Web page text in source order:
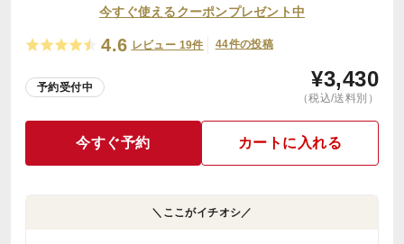
今すぐ使えるクーポンプレゼント中
4.6 レビュー 19件 44件の投稿
予約受付中 ¥3,430
（税込/送料別）
今すぐ予約 カートに入れる
＼ここがイチオシ／